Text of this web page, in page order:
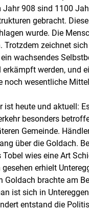
908 sind 1100
gebracht.
wurde. Die
Trotzdem zeichnet
wachsendes
erkämpft werden, und
noch wesentliche
ist heute und aktuell:
besonders
Gemeinde.
über die Goldach.
Tobel wies eine Art
erhielt
Goldach brachte am
ist sich in
entstand die